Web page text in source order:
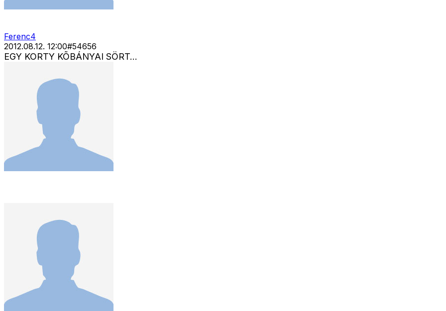
Ferenc4
2012.08.12. 12:00#54656
EGY KORTY KÕBÁNYAI SÖRT...